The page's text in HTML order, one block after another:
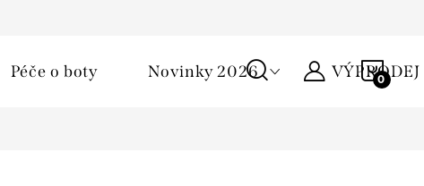
Péče o boty Novinky 2026 VÝPRODEJ